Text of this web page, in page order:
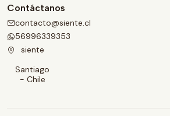
Contáctanos
contacto@siente.cl
56996339353
siente
Santiago
- Chile